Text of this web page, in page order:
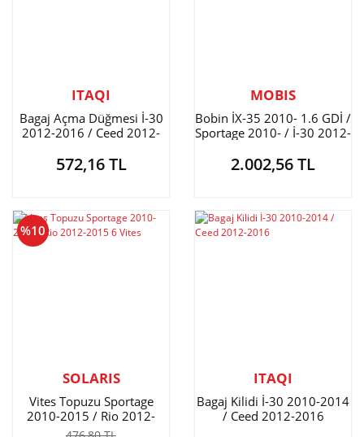
ITAQI
Bagaj Açma Düğmesi İ-30
2012-2016 / Ceed 2012-
572,16 TL
MOBIS
Bobin İX-35 2010- 1.6 GDİ /
Sportage 2010- / İ-30 2012-
Ceed 2012-
2.002,56 TL
%10
SOLARIS
Vites Topuzu Sportage
2010-2015 / Rio 2012-
2015 6 Vites
ITAQI
Bagaj Kilidi İ-30 2010-2014
/ Ceed 2012-2016